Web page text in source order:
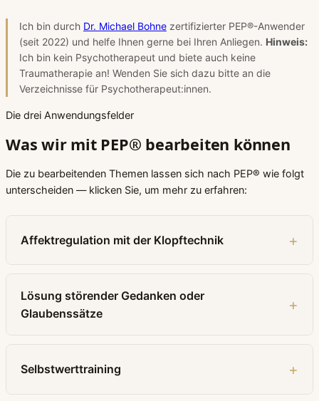
Ich bin durch Dr. Michael Bohne zertifizierter PEP®-Anwender
(seit 2022) und helfe Ihnen gerne bei Ihren Anliegen. Hinweis:
Ich bin kein Psychotherapeut und biete auch keine
Traumatherapie an! Wenden Sie sich dazu bitte an die
Verzeichnisse für Psychotherapeut:innen.
Die drei Anwendungsfelder
Was wir mit PEP® bearbeiten können
Die zu bearbeitenden Themen lassen sich nach PEP® wie folgt
unterscheiden — klicken Sie, um mehr zu erfahren:
Affektregulation mit der Klopftechnik
Lösung störender Gedanken oder
Glaubenssätze
Selbstwerttraining